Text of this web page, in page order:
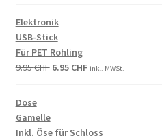
Elektronik
USB-Stick
Für PET Rohling
9.95CHF 6.95 CHF inkl. MWSt.
Dose
Gamelle
Inkl. Öse für Schloss